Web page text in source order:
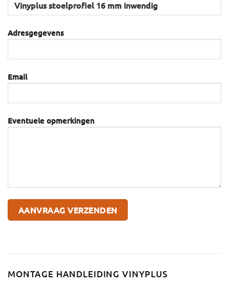
Adresgegevens
Email
Eventuele opmerkingen
MONTAGE HANDLEIDING VINYPLUS